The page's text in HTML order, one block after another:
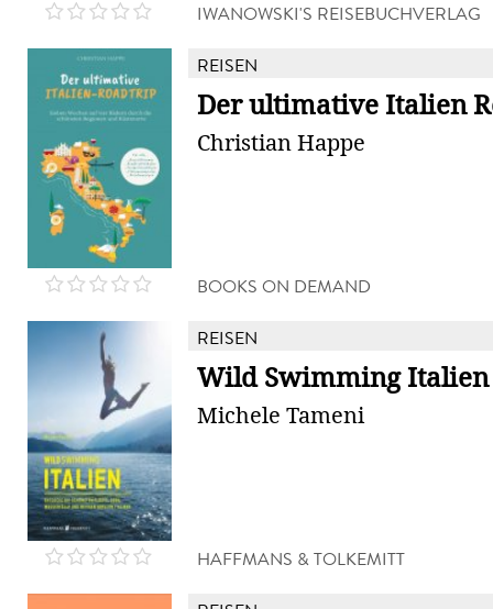
IWANOWSKI'S REISEBUCHVERLAG
REISEN
Der ultimative Italien
Christian Happe
BOOKS ON DEMAND
REISEN
Wild Swimming Italien
Michele Tameni
HAFFMANS & TOLKEMITT